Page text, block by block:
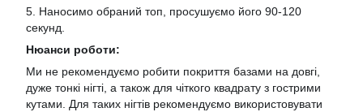
5. Наносимо обраний топ, просушуємо його 90-120
секунд.
Нюанси роботи:
Ми не рекомендуємо робити покриття базами на довгі,
дуже тонкі нігті, а також для чіткого квадрату з гострими
кутами. Для таких нігтів рекомендуємо використовувати